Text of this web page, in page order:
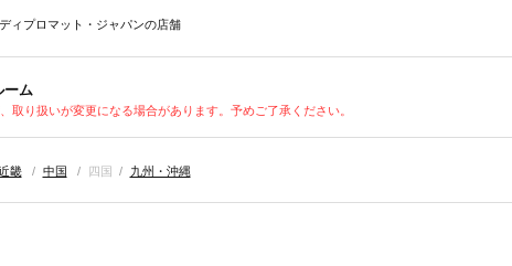
ディプロマット・ジャパンの店舗
ーム
り扱いが変更になる場合があります。予めご了承ください。
畿 / 中国 / 四国 / 九州・沖縄